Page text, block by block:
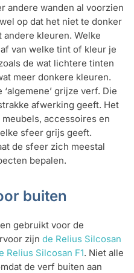
andere wanden al voorzien
op dat het niet te donker
kleuren. Welke
van welke tint of kleur je
de wat lichtere tinten
meer donkere kleuren.
grijze verf. Die
afwerking geeft. Het
accessoires en
sfeer grijs geeft.
de sfeer zich meestal
bepalen.
buiten
gebruikt voor de
zijn de Relius Silcosan
Relius Silcosan F1. Niet alle
de verf buiten aan